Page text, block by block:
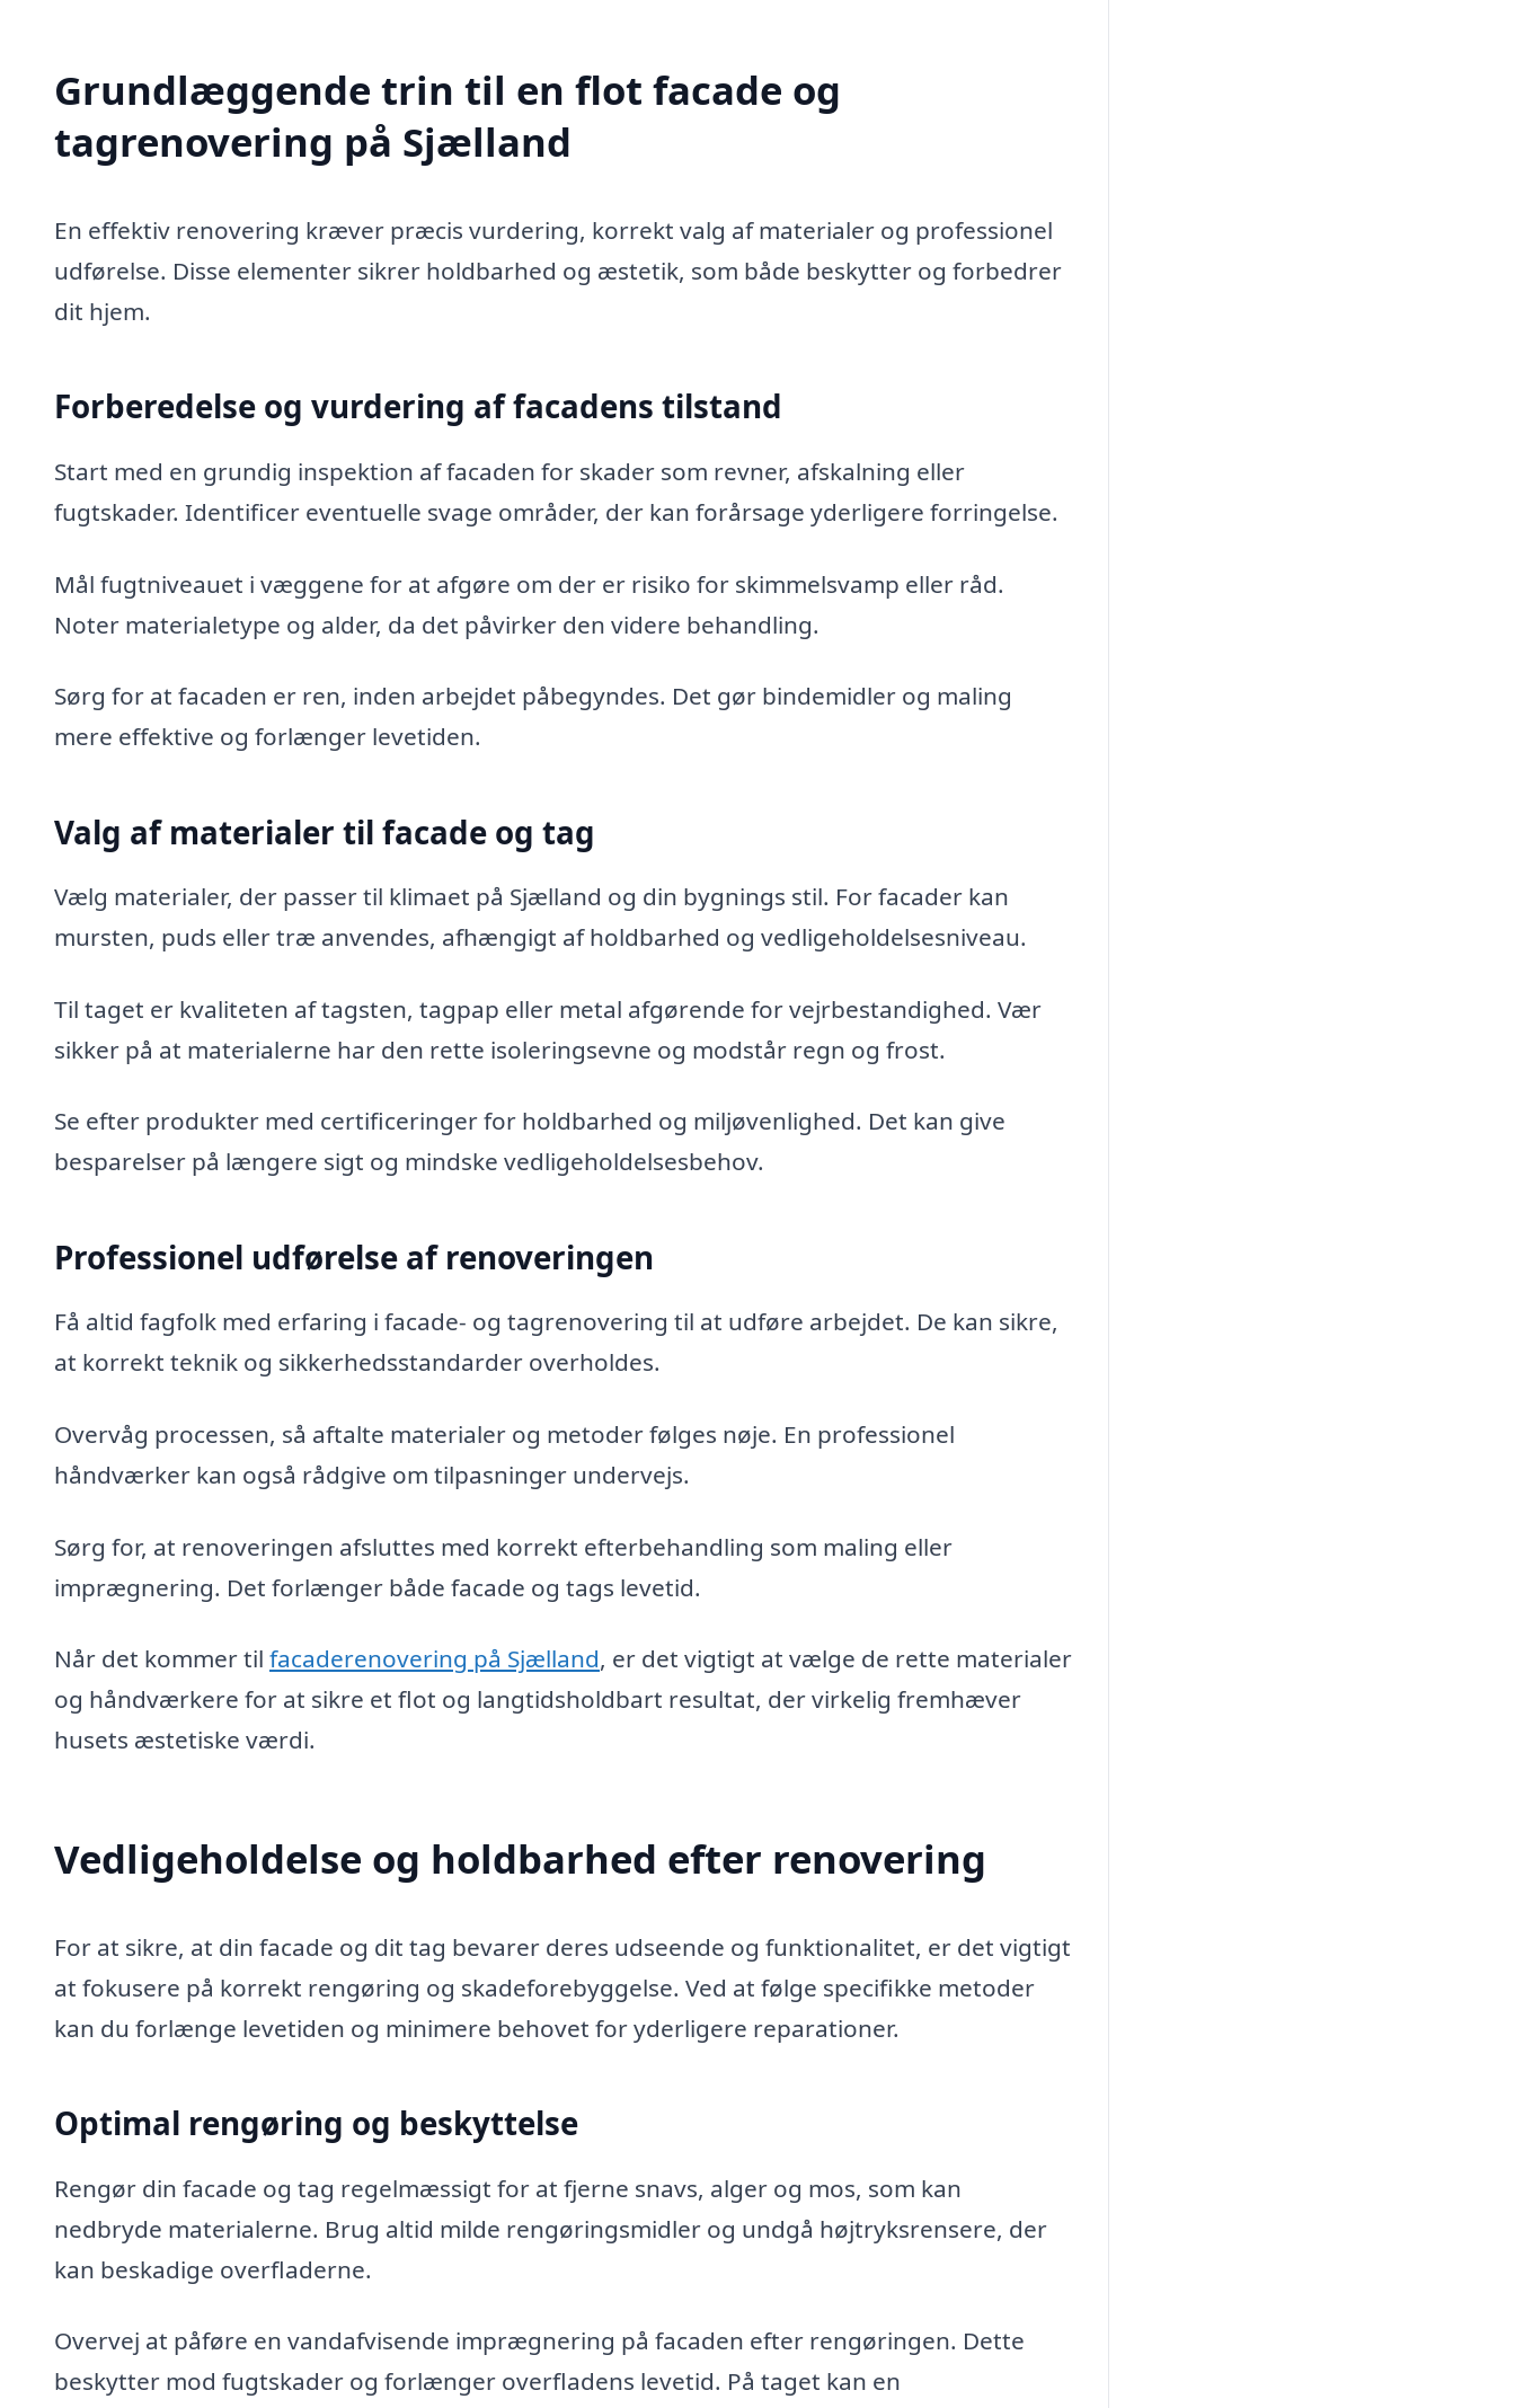
Grundlæggende trin til en flot facade og
tagrenovering på Sjælland
En effektiv renovering kræver præcis vurdering, korrekt valg af materialer og professionel
udførelse. Disse elementer sikrer holdbarhed og æstetik, som både beskytter og forbedrer
dit hjem.
Forberedelse og vurdering af facadens tilstand
Start med en grundig inspektion af facaden for skader som revner, afskalning eller
fugtskader. Identificer eventuelle svage områder, der kan forårsage yderligere forringelse.
Mål fugtniveauet i væggene for at afgøre om der er risiko for skimmelsvamp eller råd.
Noter materialetype og alder, da det påvirker den videre behandling.
Sørg for at facaden er ren, inden arbejdet påbegyndes. Det gør bindemidler og maling
mere effektive og forlænger levetiden.
Valg af materialer til facade og tag
Vælg materialer, der passer til klimaet på Sjælland og din bygnings stil. For facader kan
mursten, puds eller træ anvendes, afhængigt af holdbarhed og vedligeholdelsesniveau.
Til taget er kvaliteten af tagsten, tagpap eller metal afgørende for vejrbestandighed. Vær
sikker på at materialerne har den rette isoleringsevne og modstår regn og frost.
Se efter produkter med certificeringer for holdbarhed og miljøvenlighed. Det kan give
besparelser på længere sigt og mindske vedligeholdelsesbehov.
Professionel udførelse af renoveringen
Få altid fagfolk med erfaring i facade- og tagrenovering til at udføre arbejdet. De kan sikre,
at korrekt teknik og sikkerhedsstandarder overholdes.
Overvåg processen, så aftalte materialer og metoder følges nøje. En professionel
håndværker kan også rådgive om tilpasninger undervejs.
Sørg for, at renoveringen afsluttes med korrekt efterbehandling som maling eller
imprægnering. Det forlænger både facade og tags levetid.
Når det kommer til facaderenovering på Sjælland, er det vigtigt at vælge de rette materialer
og håndværkere for at sikre et flot og langtidsholdbart resultat, der virkelig fremhæver
husets æstetiske værdi.
Vedligeholdelse og holdbarhed efter renovering
For at sikre, at din facade og dit tag bevarer deres udseende og funktionalitet, er det vigtigt
at fokusere på korrekt rengøring og skadeforebyggelse. Ved at følge specifikke metoder
kan du forlænge levetiden og minimere behovet for yderligere reparationer.
Optimal rengøring og beskyttelse
Rengør din facade og tag regelmæssigt for at fjerne snavs, alger og mos, som kan
nedbryde materialerne. Brug altid milde rengøringsmidler og undgå højtryksrensere, der
kan beskadige overfladerne.
Overvej at påføre en vandafvisende imprægnering på facaden efter rengøringen. Dette
beskytter mod fugtskader og forlænger overfladens levetid. På taget kan en